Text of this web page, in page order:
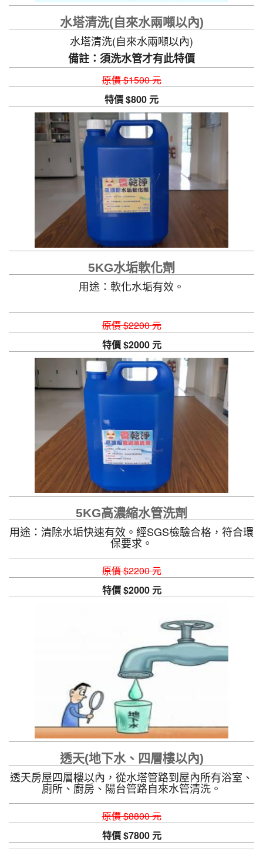
水塔清洗(自來水兩噸以內)
水塔清洗(自來水兩噸以內)
備註：須洗水管才有此特價
原價 $1500 元
特價 $800 元
5KG水垢軟化劑
用途：軟化水垢有效。
原價 $2200 元
特價 $2000 元
5KG高濃縮水管洗劑
用途：清除水垢快速有效。經SGS檢驗合格，符合環
保要求。
原價 $2200 元
特價 $2000 元
透天(地下水、四層樓以內)
透天房屋四層樓以內，從水塔管路到屋內所有浴室、
廁所、廚房、陽台管路自來水管清洗。
原價 $8800 元
特價 $7800 元